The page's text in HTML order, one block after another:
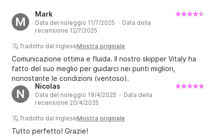
M
Mark
Data del noleggio 11/7/2025 · Data della
recensione 12/7/2025
Tradotto dal IngleseMostra originale
Comunicazione ottima e fluida. Il nostro skipper Vitaly ha
fatto del suo meglio per guidarci nei punti migliori,
nonostante le condizioni (ventoso).
N
Nicolas
Data del noleggio 19/4/2025 · Data della
recensione 20/4/2025
Tradotto dal IngleseMostra originale
Tutto perfetto! Grazie!